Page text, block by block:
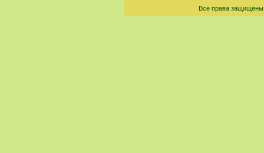
Все права